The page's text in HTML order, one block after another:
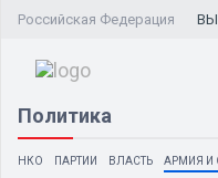
Российская Федерация
Политика
НКО ПАРТИИ ВЛАСТЬ АРМИЯ И